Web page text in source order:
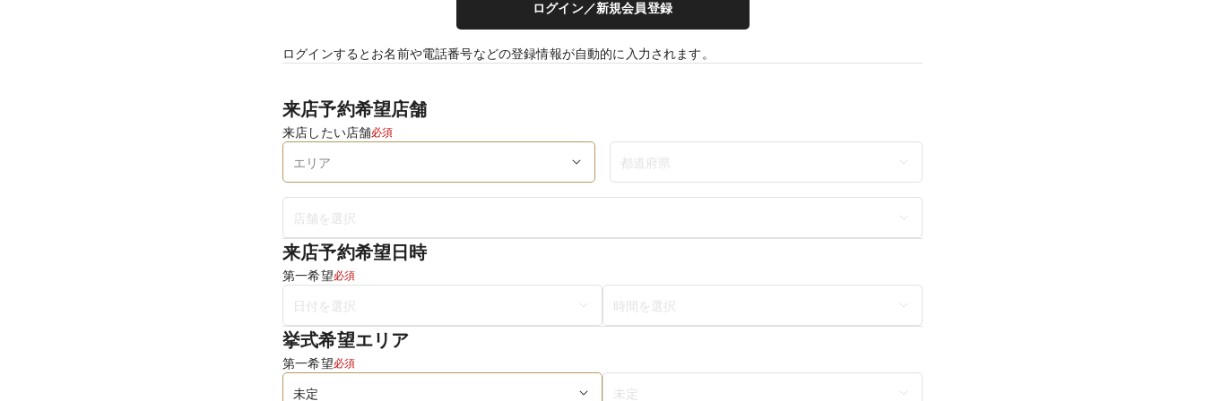
ログイン／新規会員登録
ログインするとお名前や電話番号などの登録情報が自動的に入力されます。
来店予約希望店舗
来店したい店舗必須
来店予約希望日時
第一希望必須
挙式希望エリア
第一希望必須